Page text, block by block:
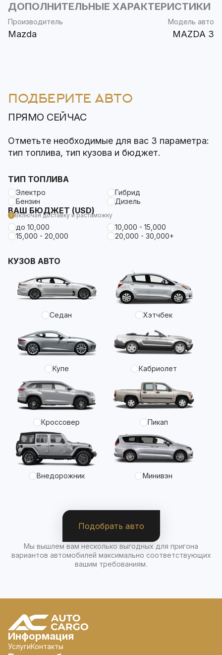
ДОПОЛНИТЕЛЬНЫЕ ХАРАКТЕРИСТИКИ
Производитель
Mazda
Модель авто
MAZDA 3
ПОДБЕРИТЕ АВТО
ПРЯМО СЕЙЧАС
Отметьте необходимые для вас 3 параметра:
тип топлива, тип кузова и бюджет.
ТИП ТОПЛИВА
Электро
Гибрид
Бензин
Дизель
ВАШ БЮДЖЕТ (USD)
Включая доставку и растаможку
до 10,000
10,000 - 15,000
15,000 - 20,000
20,000 - 30,000+
КУЗОВ АВТО
Седан Хэтчбек
Купе Кабриолет
Кроссовер Пикап
Внедорожник Минивэн
Подобрать авто
Мы вышлем вам несколько выгодных для пригона
вариантов автомобилей максимально соответствующих
вашим требованиям.
Информация
УслугиКонтакты